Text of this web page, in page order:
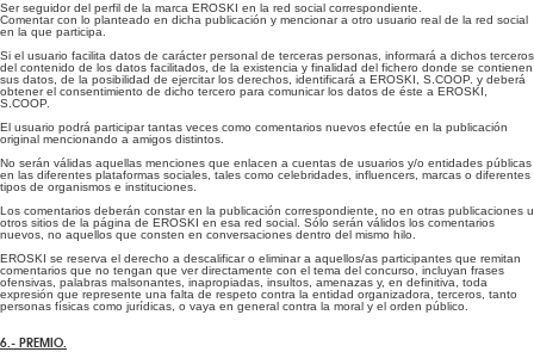
Ser seguidor del perfil de la marca EROSKI en la red social correspondiente.
Comentar con lo planteado en dicha publicación y mencionar a otro usuario real de la red social
en la que participa.
Si el usuario facilita datos de carácter personal de terceras personas, informará a dichos terceros
del contenido de los datos facilitados, de la existencia y finalidad del fichero donde se contienen
sus datos, de la posibilidad de ejercitar los derechos, identificará a EROSKI, S.COOP. y deberá
obtener el consentimiento de dicho tercero para comunicar los datos de éste a EROSKI,
S.COOP.
El usuario podrá participar tantas veces como comentarios nuevos efectúe en la publicación
original mencionando a amigos distintos.
No serán válidas aquellas menciones que enlacen a cuentas de usuarios y/o entidades públicas
en las diferentes plataformas sociales, tales como celebridades, influencers, marcas o diferentes
tipos de organismos e instituciones.
Los comentarios deberán constar en la publicación correspondiente, no en otras publicaciones u
otros sitios de la página de EROSKI en esa red social. Sólo serán válidos los comentarios
nuevos, no aquellos que consten en conversaciones dentro del mismo hilo.
EROSKI se reserva el derecho a descalificar o eliminar a aquellos/as participantes que remitan
comentarios que no tengan que ver directamente con el tema del concurso, incluyan frases
ofensivas, palabras malsonantes, inapropiadas, insultos, amenazas y, en definitiva, toda
expresión que represente una falta de respeto contra la entidad organizadora, terceros, tanto
personas físicas como jurídicas, o vaya en general contra la moral y el orden público.
6.- PREMIO.